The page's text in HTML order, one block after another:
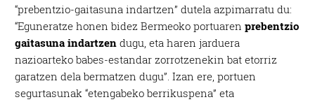
“prebentzio-gaitasuna indartzen” dutela azpimarratu du:
“Eguneratze honen bidez Bermeoko portuarenprebentzio
gaitasuna indartzen dugu, eta haren jarduera
nazioarteko babes-estandar zorrotzenekin bat etorriz
garatzen dela bermatzen dugu”. Izan ere, portuen
segurtasunak “etengabeko berrikuspena” eta